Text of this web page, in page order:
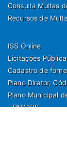
Consulta Multas
Recursos de
ISS Online
Licitações
Cadastro de
Plano Diretor,
Plano Municipal
- PMGIRS